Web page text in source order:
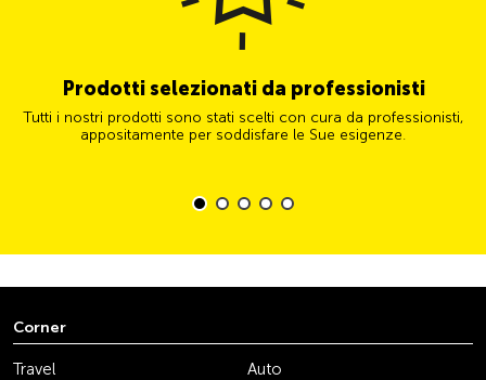
Prodotti selezionati da professionisti
Tutti i nostri prodotti sono stati scelti con cura da professionisti,
appositamente per soddisfare le Sue esigenze.
Corner
Travel
Auto